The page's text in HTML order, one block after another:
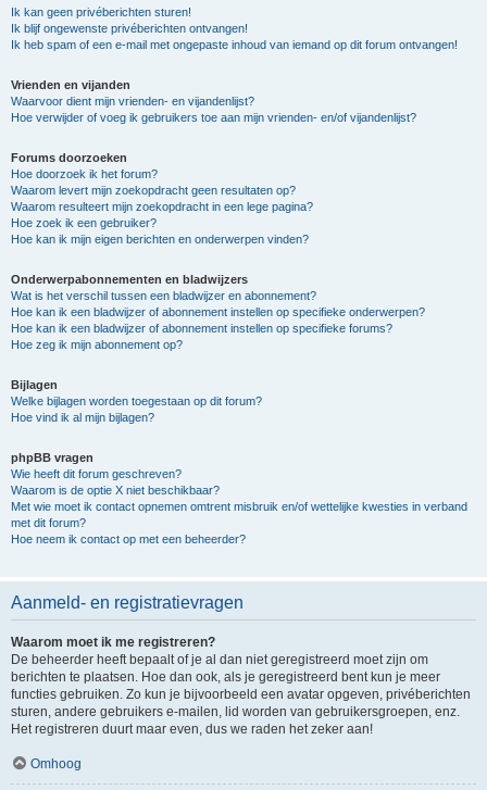
Ik kan geen privéberichten sturen!
Ik blijf ongewenste privéberichten ontvangen!
Ik heb spam of een e-mail met ongepaste inhoud van iemand op dit forum ontvangen!
Vrienden en vijanden
Waarvoor dient mijn vrienden- en vijandenlijst?
Hoe verwijder of voeg ik gebruikers toe aan mijn vrienden- en/of vijandenlijst?
Forums doorzoeken
Hoe doorzoek ik het forum?
Waarom levert mijn zoekopdracht geen resultaten op?
Waarom resulteert mijn zoekopdracht in een lege pagina?
Hoe zoek ik een gebruiker?
Hoe kan ik mijn eigen berichten en onderwerpen vinden?
Onderwerpabonnementen en bladwijzers
Wat is het verschil tussen een bladwijzer en abonnement?
Hoe kan ik een bladwijzer of abonnement instellen op specifieke onderwerpen?
Hoe kan ik een bladwijzer of abonnement instellen op specifieke forums?
Hoe zeg ik mijn abonnement op?
Bijlagen
Welke bijlagen worden toegestaan op dit forum?
Hoe vind ik al mijn bijlagen?
phpBB vragen
Wie heeft dit forum geschreven?
Waarom is de optie X niet beschikbaar?
Met wie moet ik contact opnemen omtrent misbruik en/of wettelijke kwesties in verband
met dit forum?
Hoe neem ik contact op met een beheerder?
Aanmeld- en registratievragen
Waarom moet ik me registreren?
De beheerder heeft bepaalt of je al dan niet geregistreerd moet zijn om
berichten te plaatsen. Hoe dan ook, als je geregistreerd bent kun je meer
functies gebruiken. Zo kun je bijvoorbeeld een avatar opgeven, privéberichten
sturen, andere gebruikers e-mailen, lid worden van gebruikersgroepen, enz.
Het registreren duurt maar even, dus we raden het zeker aan!
Omhoog